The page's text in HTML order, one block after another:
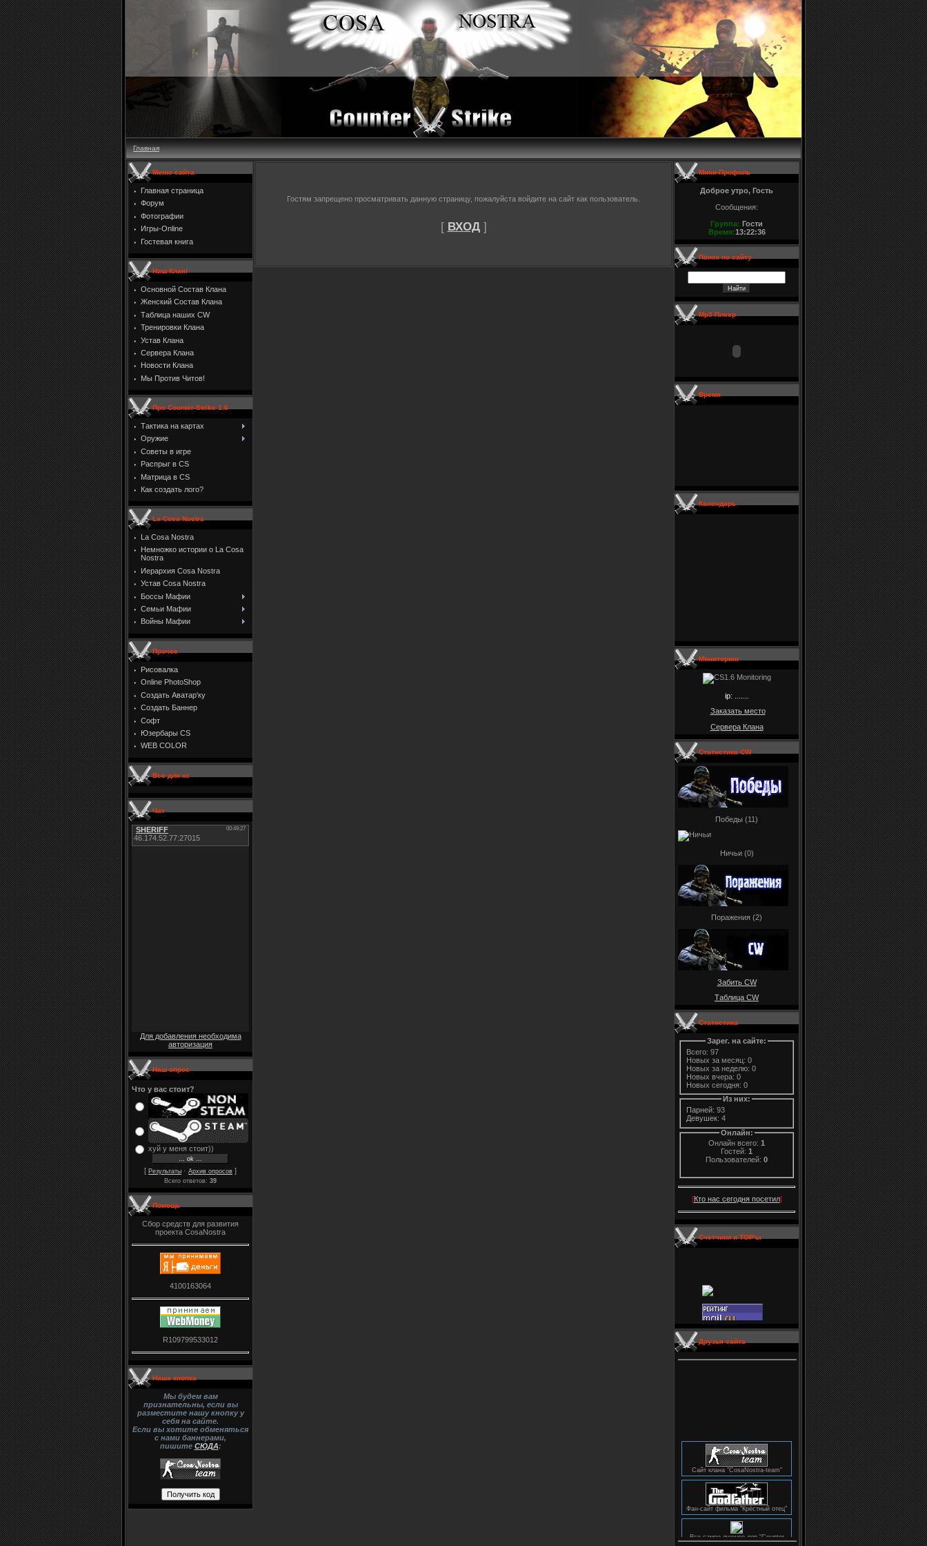
Главная
Меню сайта
Главная страница
Форум
Фотографии
Игры-Online
Гостевая книга
Наш Клан!
Основной Состав Клана
Женский Состав Клана
Таблица наших CW
Тренировки Клана
Устав Клана
Сервера Клана
Новости Клана
Мы Против Читов!
Про Counter-Strike 1.6
Тактика на картах
Оружие
Советы в игре
Распрыг в CS
Матрица в CS
Как создать лого?
La Cosa Nostra
La Cosa Nostra
Немножко истории о La Cosa
Nostra
Иерархия Cosa Nostra
Устав Cosa Nostra
Боссы Мафии
Семьи Мафии
Войны Мафии
Прочее
Рисовалка
Online PhotoShop
Создать Аватар'ку
Создать Баннер
Софт
Юзербары CS
WEB COLOR
Все для кс
Чат
Для добавления необходима
авторизация
Наш опрос
Что у вас стоит?
хуй у меня стоит))
[ Результаты · Архив опросов ]
Всего ответов: 39
Помощь
Сбор средств для развития
проекта CosaNostra
4100163064
R109799533012
Наша кнопка
Мы будем вам
признательны, если вы
разместите нашу кнопку у
себя на сайте.
Если вы хотите обменяться
с нами баннерами,
пишите СЮДА:
Гостям запрещено просматривать данную страницу, пожалуйста войдите на сайт как пользователь.
[ ВХОД]
Мини-Профиль
Доброе утро, Гость
Сообщения:
Группа: Гости
Время:13:22:36
Поиск по сайту
Mp3 Плеер
Время
Календарь
Мониторинг
ip: .......
Заказать место
Сервера Клана
Статистика CW
Победы (11)
Ничьи (0)
Поражения (2)
Забить CW
Таблица CW
Статистика
Зарег. на сайте:
Новых сегодня: 0
Из них:
Парней: 93
Девушек: 4
Онлайн:
Онлайн всего: 1
Гостей: 1
Пользователей: 0
[Кто нас сегодня посетил]
Счетчики и TOP'ы
Друзья сайта
Сайт клана "CosaNostra-team"
Фан-сайт фильма "Крёстный отец"
Все самое лучшее для "Counter
Strike"